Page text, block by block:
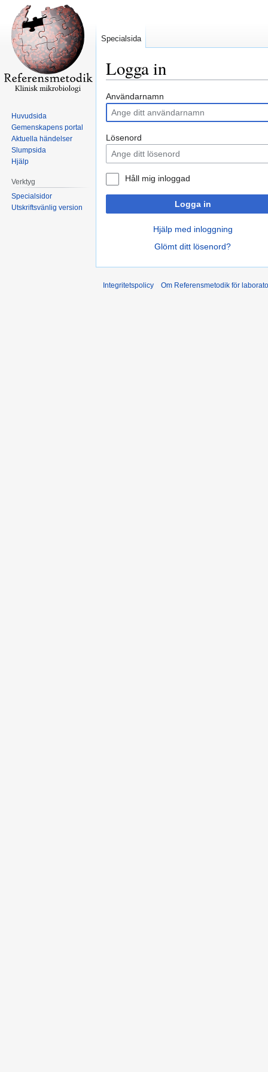
Logga in
Hoppa
till
navigering
Hoppa
till
sök
Användarnamn
Lösenord
Håll mig inloggad
Logga in
Hjälp med inloggning
Glömt ditt lösenord?
Specialsida
Huvudsida
Gemenskapens portal
Aktuella händelser
Slumpsida
Hjälp
Verktyg
Specialsidor
Utskriftsvänlig version
Integritetspolicy Om Referensmetodik för